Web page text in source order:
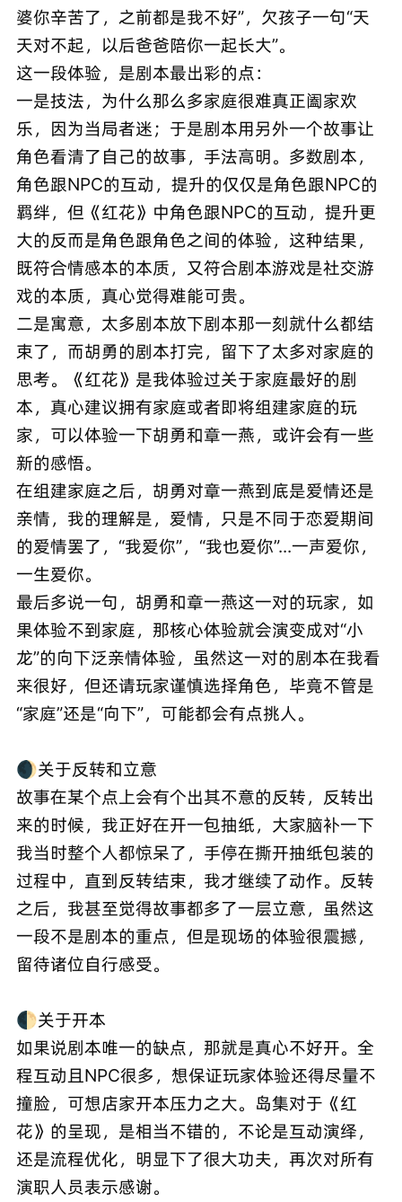
婆你辛苦了，之前都是我不好”，欠孩子一句“天
天对不起，以后爸爸陪你一起长大”。
这一段体验，是剧本最出彩的点：
一是技法，为什么那么多家庭很难真正阖家欢
乐，因为当局者迷；于是剧本用另外一个故事让
角色看清了自己的故事，手法高明。多数剧本，
角色跟NPC的互动，提升的仅仅是角色跟NPC的
羁绊，但《红花》中角色跟NPC的互动，提升更
大的反而是角色跟角色之间的体验，这种结果，
既符合情感本的本质，又符合剧本游戏是社交游
戏的本质，真心觉得难能可贵。
二是寓意，太多剧本放下剧本那一刻就什么都结
束了，而胡勇的剧本打完，留下了太多对家庭的
思考。《红花》是我体验过关于家庭最好的剧
本，真心建议拥有家庭或者即将组建家庭的玩
家，可以体验一下胡勇和章一燕，或许会有一些
新的感悟。
在组建家庭之后，胡勇对章一燕到底是爱情还是
亲情，我的理解是，爱情，只是不同于恋爱期间
的爱情罢了，“我爱你”，“我也爱你”...一声爱你，
一生爱你。
最后多说一句，胡勇和章一燕这一对的玩家，如
果体验不到家庭，那核心体验就会演变成对“小
龙”的向下泛亲情体验，虽然这一对的剧本在我看
来很好，但还请玩家谨慎选择角色，毕竟不管是
“家庭”还是“向下”，可能都会有点挑人。
🌒关于反转和立意
故事在某个点上会有个出其不意的反转，反转出
来的时候，我正好在开一包抽纸，大家脑补一下
我当时整个人都惊呆了，手停在撕开抽纸包装的
过程中，直到反转结束，我才继续了动作。反转
之后，我甚至觉得故事都多了一层立意，虽然这
一段不是剧本的重点，但是现场的体验很震撼，
留待诸位自行感受。
🌓关于开本
如果说剧本唯一的缺点，那就是真心不好开。全
程互动且NPC很多，想保证玩家体验还得尽量不
撞脸，可想店家开本压力之大。岛集对于《红
花》的呈现，是相当不错的，不论是互动演绎，
还是流程优化，明显下了很大功夫，再次对所有
演职人员表示感谢。